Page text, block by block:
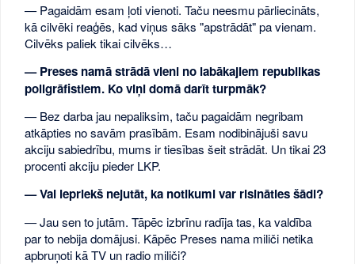
— Pagaidām esam ļoti vienoti. Taču neesmu pārliecināts,
kā cilvēki reaģēs, kad viņus sāks "apstrādāt" pa vienam.
Cilvēks paliek tikai cilvēks…
— Preses namā strādā vieni no labākajiem republikas
poligrāfistiem. Ko viņi domā darīt turpmāk?
— Bez darba jau nepaliksim, taču pagaidām negribam
atkāpties no savām prasībām. Esam nodibinājuši savu
akciju sabiedrību, mums ir tiesības šeit strādāt. Un tikai 23
procenti akciju pieder LKP.
— Vai iepriekš nejutāt, ka notikumi var risināties šādi?
— Jau sen to jutām. Tāpēc izbrīnu radīja tas, ka valdība
par to nebija domājusi. Kāpēc Preses nama miliči netika
apbruņoti kā TV un radio miliči?